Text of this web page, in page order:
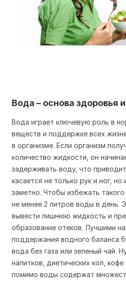
Вода – основа здоровья
Вода играет ключевую роль в
веществ и поддержке всех
в организме. Если организм
количество жидкости, он
задерживать воду, что
касается не только рук и ног,
заметно. Чтобы избежать
не менее 2 литров воды в день.
вывести лишнюю жидкость и
образование отеков. Лучшими
поддержания водного баланса
вода без газа или зеленый чай.
напитков, диетических кол, кофе
помимо воды содержат